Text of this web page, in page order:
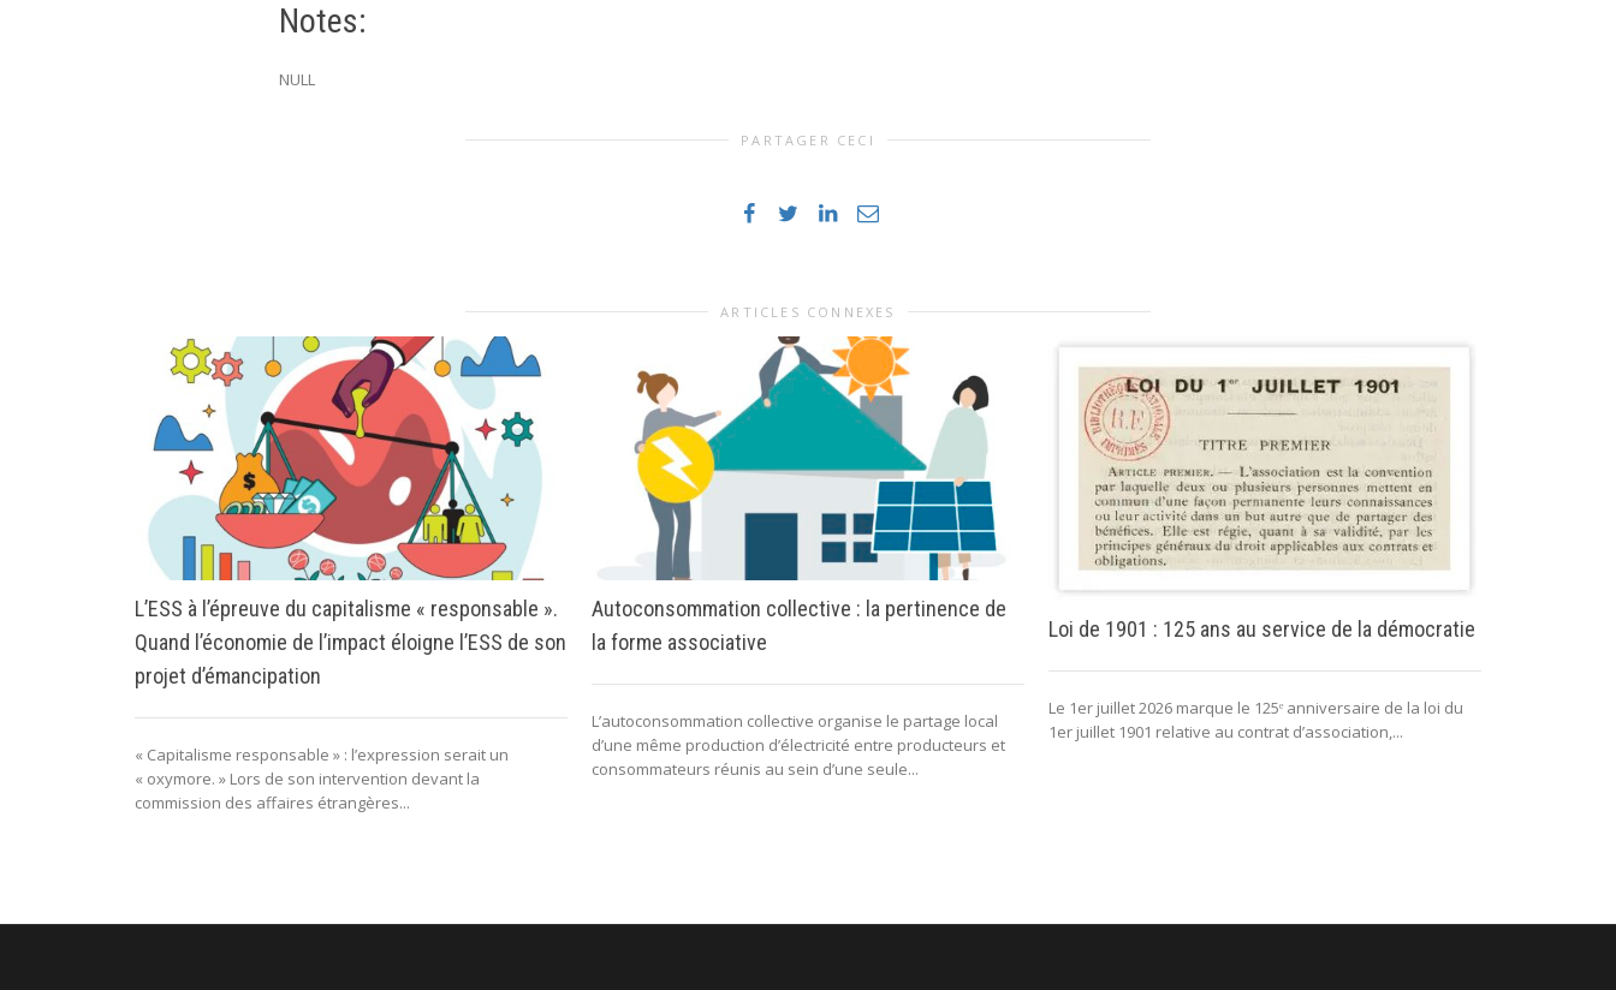
Notes:
NULL
PARTAGER CECI
ARTICLES CONNEXES
L’ESS à l’épreuve du capitalisme « responsable ».
Quand l’économie de l’impact éloigne l’ESS de son
projet d’émancipation
« Capitalisme responsable » : l’expression serait un
« oxymore. » Lors de son intervention devant la
commission des affaires étrangères...
Autoconsommation collective : la pertinence de
la forme associative
L’autoconsommation collective organise le partage local
d’une même production d’électricité entre producteurs et
consommateurs réunis au sein d’une seule...
Loi de 1901 : 125 ans au service de la démocratie
Le 1er juillet 2026 marque le 125ᵉ anniversaire de la loi du
1er juillet 1901 relative au contrat d’association,...